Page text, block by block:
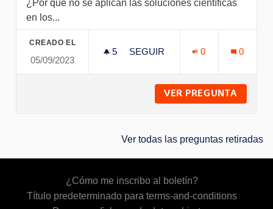
¿Por qué no se aplican las soluciones científicas
en los...
CREADO EL
05/09/2023
5 5 SEGUIDORAS
SEGUIR
0 0
VER PREGUNTA
Ver todas las preguntas retiradas
¿Cómo me inscribo al boletín?
Título predeterminado para terms-and-conditions